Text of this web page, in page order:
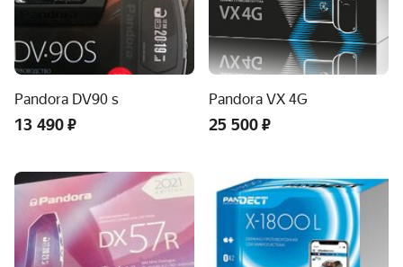
Pandora DV90 s
13 490 ₽
Pandora VX 4G
25 500 ₽